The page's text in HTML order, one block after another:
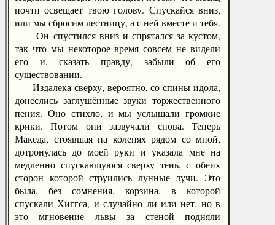
почти освещает твою голову. Спускайся вниз,
или мы сбросим лестницу, а с ней вместе и тебя.
Он спустился вниз и спрятался за кустом,
так что мы некоторое время совсем не видели
его и, сказать правду, забыли об его
существовании.
Издалека сверху, вероятно, со спины идола,
донеслись заглушённые звуки торжественного
пения. Оно стихло, и мы услышали громкие
крики. Потом они зазвучали снова. Теперь
Македа, стоявшая на коленях рядом со мной,
дотронулась до моей руки и указала мне на
медленно спускавшуюся сверху тень, с обеих
сторон которой струились лунные лучи. Это
была, без сомнения, корзина, в которой
спускали Хиггса, и случайно ли или нет, но в
это мгновение львы за стеной подняли